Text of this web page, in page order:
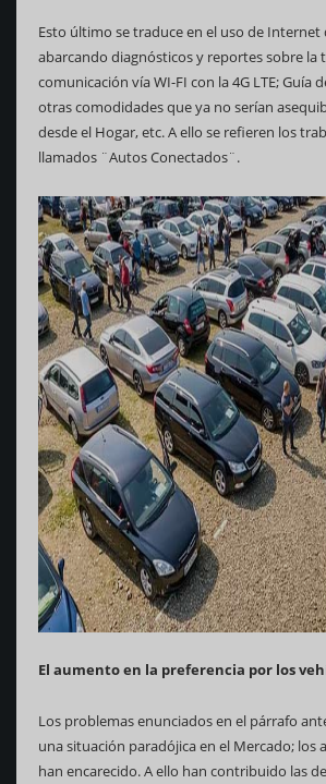
Esto último se traduce en el uso de Internet
abarcando diagnósticos y reportes sobre la
comunicación vía WI-FI con la 4G LTE; Guía
otras comodidades que ya no serían
desde el Hogar, etc. A ello se refieren los
llamados ¨Autos Conectados¨.
El aumento en la preferencia por los
Los problemas enunciados en el párrafo
una situación paradójica en el Mercado; los
han encarecido. A ello han contribuido las